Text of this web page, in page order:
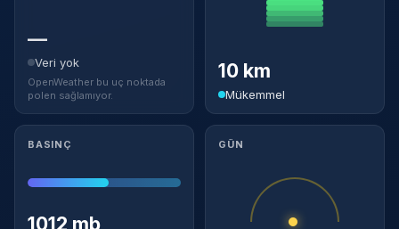
—
Veri yok
OpenWeather bu uç noktada
polen sağlamıyor.
10 km
Mükemmel
BASINÇ
1012 mb
GÜN